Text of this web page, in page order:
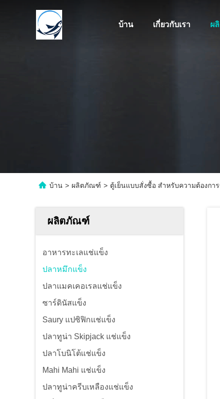
บ้าน เกี่ยวกับเรา ผ
บ้าน > ผลิตภัณฑ์ > ตู้เย็นแบบสั่งซื้อ สําหรับความต้องกา
ผลิตภัณฑ์
อาหารทะเลแช่แข็ง
ปลาหมึกแข็ง
ปลาแมคเคอเรลแช่แข็ง
ซาร์ดินัสแข็ง
Saury แปซิฟิกแช่แข็ง
ปลาทูน่า Skipjack แช่แข็ง
ปลาโบนิโต้แช่แข็ง
Mahi Mahi แช่แข็ง
ปลาทูน่าครีบเหลืองแช่แข็ง